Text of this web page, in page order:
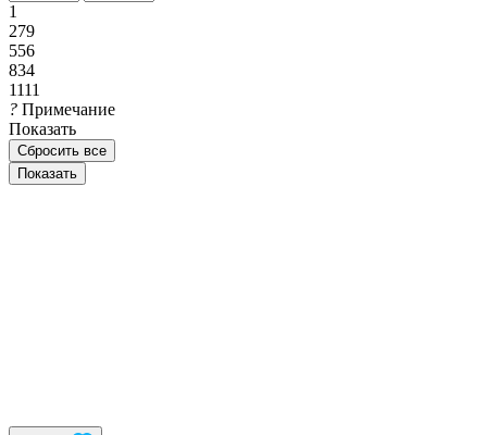
1
279
556
834
1111
? Примечание
Показать
Сбросить все